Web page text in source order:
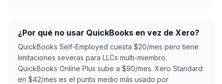
¿Por qué no usar QuickBooks en vez de Xero?
QuickBooks Self-Employed cuesta $20/mes pero tiene
limitaciones severas para LLCs multi-miembro.
QuickBooks Online Plus sube a $90/mes. Xero Standard
en $42/mes es el punto medio más usado por